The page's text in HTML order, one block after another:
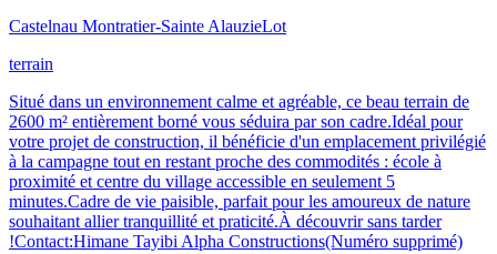
Castelnau Montratier-Sainte AlauzieLot
terrain
Situé dans un environnement calme et agréable, ce beau terrain de
2600 m² entièrement borné vous séduira par son cadre.Idéal pour
votre projet de construction, il bénéficie d'un emplacement privilégié
à la campagne tout en restant proche des commodités : école à
proximité et centre du village accessible en seulement 5
minutes.Cadre de vie paisible, parfait pour les amoureux de nature
souhaitant allier tranquillité et praticité.À découvrir sans tarder
!Contact:Himane Tayibi Alpha Constructions(Numéro supprimé)